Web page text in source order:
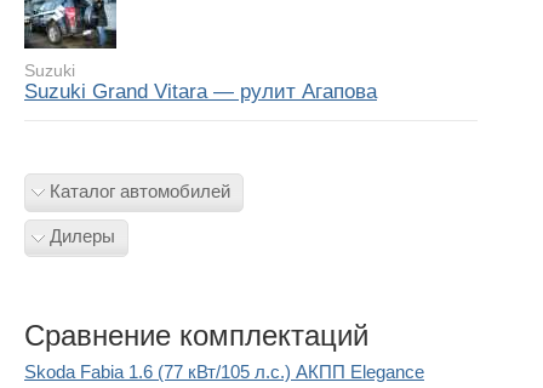
Suzuki
Suzuki Grand Vitara — рулит Агапова
Каталог автомобилей
Дилеры
Сравнение комплектаций
Skoda Fabia 1.6 (77 кВт/105 л.с.) АКПП Elegance